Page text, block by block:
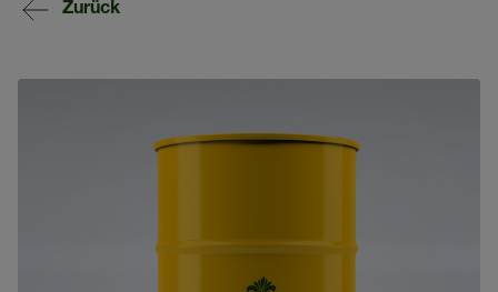
Zurück